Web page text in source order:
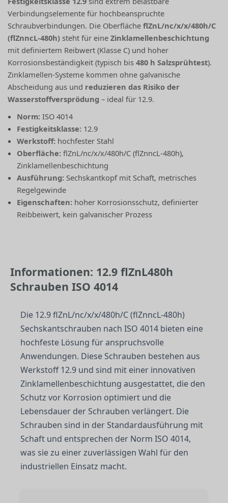
Verbindungselemente für hochbeanspruchte
Schraubverbindungen. Die OberflächeflZnL/nc/x/x/480h/C
(flZnncL-480h) steht für eineZinklamellenbeschichtung
mit definiertem Reibwert (Klasse C) und hoher
Korrosionsbeständigkeit (typisch bis480 h Salzsprühtest).
Zinklamellen-Systeme kommen ohne galvanische
Abscheidung aus und reduzieren das Risiko der
Wasserstoffversprödung – ideal für 12.9.
Norm: ISO 4014
Festigkeitsklasse: 12.9
Werkstoff: hochfester Stahl
Oberfläche: flZnL/nc/x/x/480h/C (flZnncL-480h),
Zinklamellenbeschichtung
Ausführung: Sechskantkopf mit Schaft, metrisches
Regelgewinde
Eigenschaften: hoher Korrosionsschutz, definierter
Reibbeiwert, kein galvanischer Prozess
Informationen: 12.9 flZnL480h
Schrauben ISO 4014
Die 12.9 flZnL/nc/x/x/480h/C (flZnncL-480h)
Sechskantschrauben nach ISO 4014 bieten eine
hochfeste Lösung für anspruchsvolle
Anwendungen. Diese Schrauben bestehen aus
Werkstoff 12.9 und sind mit einer innovativen
Zinklamellenbeschichtung ausgestattet, die den
Schutz vor Korrosion optimiert und die
Lebensdauer der Schrauben verlängert. Die
Schrauben sind in der Standardausführung mit
Schaft und entsprechen der Norm ISO 4014,
was sie zu einer zuverlässigen Wahl für den
industriellen Einsatz macht.